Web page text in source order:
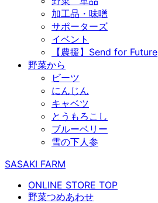
加工品・味噌
サポーターズ
イベント
【農援】Send for Future
野菜から
ビーツ
にんじん
キャベツ
とうもろこし
ブルーベリー
雪の下人参
SASAKI FARM
ONLINE STORE TOP
野菜つめあわせ